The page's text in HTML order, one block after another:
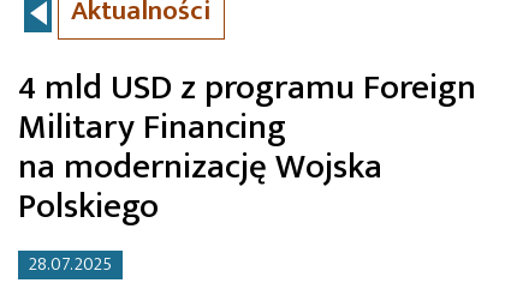
Aktualności
4 mld USD z programu Foreign
Military Financing
na modernizację Wojska
Polskiego
28.07.2025